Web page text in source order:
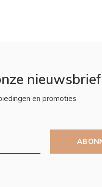
nieuwsbrief
en promoties